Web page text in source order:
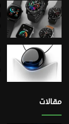
مقالات